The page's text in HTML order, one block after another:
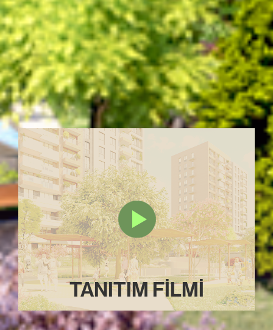
doğal hayatı uzaklarda aramanıza gerek yok, Bahçeyaka’da
şehir de doğa da yanı başınızda. Yapımı devam eden metro
istasyonuna yürüme mesafesinde olan ve Avrupa Otoyolu ve
Kuzey Marmara Otoyolu gibi İstanbul’un önemli ulaşım
ağlarının kesiştiği noktada, Avrupa’nın gelişen bölgesi
Ispartakule’de yükseliyor.Yavuz Sultan Selim Köprüsü’ne de
ulaşımı kolay olan proje, aynı zamanda mevcut Atatürk
Havalimanı yerine yapılacak Millet Parkı, Atatürk Olimpiyat
Stadı ve İstanbul Havalimanına çok yakın bir konumda yer
alıyor.
TANITIM FİLMİ